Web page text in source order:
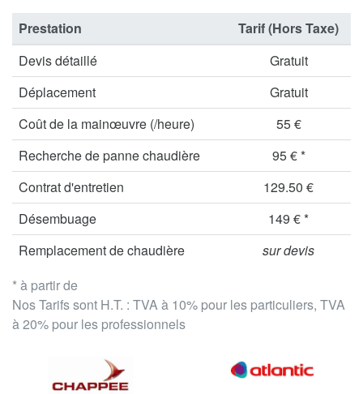
* à partir de
Nos Tarifs sont H.T. : TVA à 10% pour les particuliers, TVA
à 20% pour les professionnels
Prestation
Tarif (Hors Taxe)
Devis détaillé
Gratuit
Déplacement
Gratuit
Coût de la mainœuvre (/heure)
55 €
Recherche de panne chaudière
95 € *
Contrat d'entretien
129.50 €
Désembuage
149 € *
Remplacement de chaudière
sur devis